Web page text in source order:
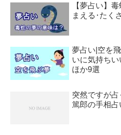
【夢占い】
まえる･たく
夢占い|空を
いに気持ち
ほか9選
突然ですが
篤郎の手相占